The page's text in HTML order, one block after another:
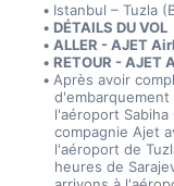
Istanbul – Tuzla
DÉTAILS DU VOL
ALLER - AJET
RETOUR - AJET
Après avoir
l'aéroport
compagnie Ajet
l'aéroport de
heures de